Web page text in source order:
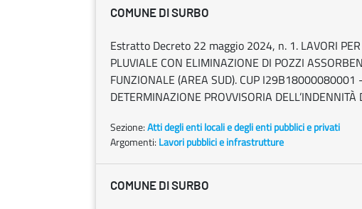
COMUNE DI SURBO
Estratto Decreto 22 maggio 2024, n. 1. LAVORI PER
PLUVIALE CON ELIMINAZIONE DI POZZI
FUNZIONALE (AREA SUD). CUP
DETERMINAZIONE PROVVISORIA
Sezione:Atti degli enti locali e degli enti pubblici e privati
Argomenti: Lavori pubblici e infrastrutture
COMUNE DI SURBO